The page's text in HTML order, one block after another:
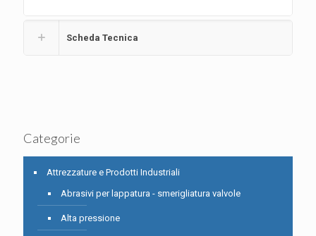
Scheda Tecnica
Categorie
Attrezzature e Prodotti Industriali
Abrasivi per lappatura - smerigliatura valvole
Alta pressione